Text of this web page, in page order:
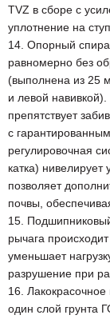
TVZ в сборе с
уплотнение на
14. Опорный
равномерно без
(выполнена из 25
и левой
препятствует
с
регулировочная
катка) нивелирует
позволяет
почвы,
15.
рычага
уменьшает
разрушение при
16.
один слой грунта